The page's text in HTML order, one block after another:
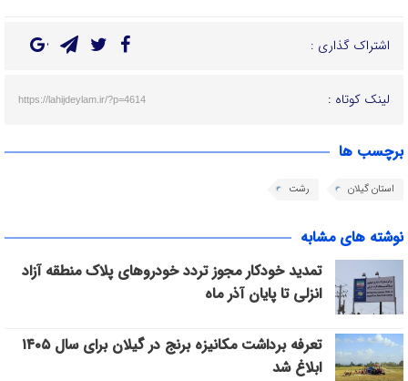
اشتراک گذاری :
لینک کوتاه : https://lahijdeylam.ir/?p=4614
برچسب ها
استان گیلان رشت
نوشته های مشابه
تمدید خودکار مجوز تردد خودروهای پلاک منطقه آزاد
انزلی تا پایان آذر ماه
تعرفه برداشت مکانیزه برنج در گیلان برای سال ۱۴۰۵
ابلاغ شد